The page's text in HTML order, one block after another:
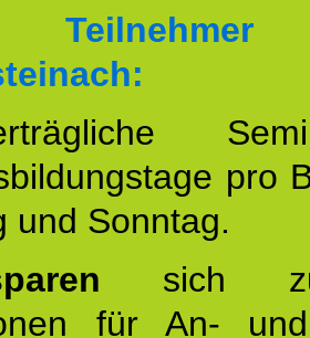
pro
und Sonntag.
sich
für An-